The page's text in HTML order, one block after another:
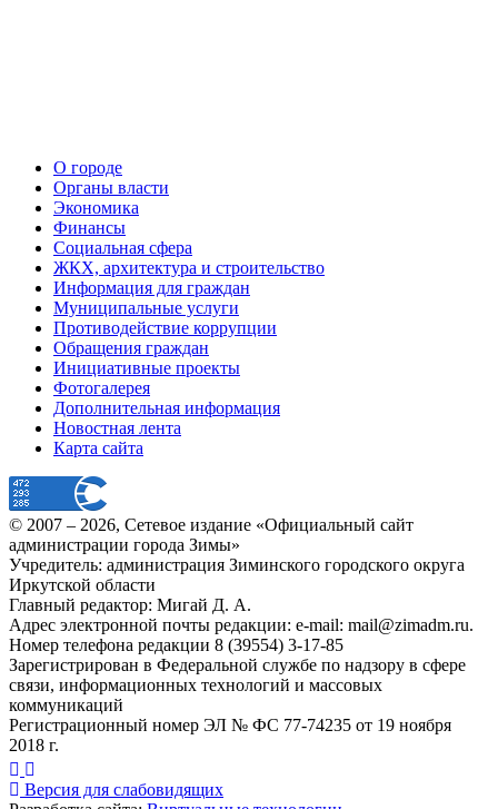
О городе
Органы власти
Экономика
Финансы
Социальная сфера
ЖКХ, архитектура и строительство
Информация для граждан
Муниципальные услуги
Противодействие коррупции
Обращения граждан
Инициативные проекты
Фотогалерея
Дополнительная информация
Новостная лента
Карта сайта
© 2007 – 2026, Сетевое издание «Официальный сайт
администрации города Зимы»
Учредитель: администрация Зиминского городского округа
Иркутской области
Главный редактор: Мигай Д. А.
Адрес электронной почты редакции: e-mail: mail@zimadm.ru.
Номер телефона редакции 8 (39554) 3-17-85
Зарегистрирован в Федеральной службе по надзору в сфере
связи, информационных технологий и массовых
коммуникаций
Регистрационный номер ЭЛ № ФС 77-74235 от 19 ноября
2018 г.
Версия для слабовидящих